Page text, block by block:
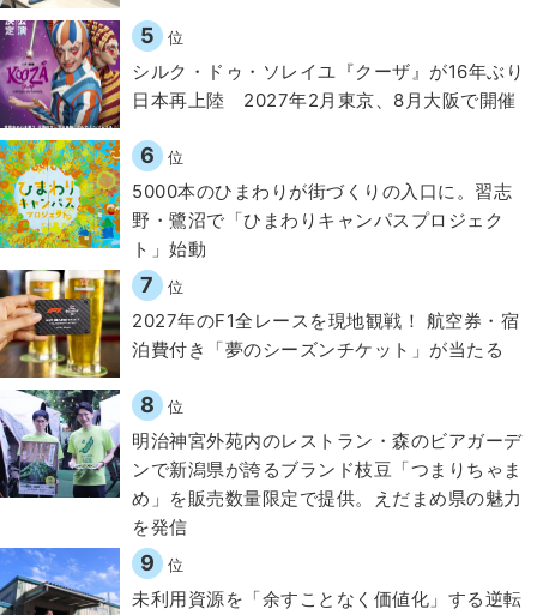
5 位
シルク・ドゥ・ソレイユ『クーザ』が16年ぶり
日本再上陸 2027年2月東京、8月大阪で開催
6 位
5000本のひまわりが街づくりの入口に。習志
野・鷺沼で「ひまわりキャンパスプロジェク
ト」始動
7 位
2027年のF1全レースを現地観戦！ 航空券・宿
泊費付き「夢のシーズンチケット」が当たる
8 位
明治神宮外苑内のレストラン・森のビアガーデ
ンで新潟県が誇るブランド枝豆「つまりちゃま
め」を販売数量限定で提供。えだまめ県の魅力
を発信
9 位
​​未利用資源を「余すことなく価値化」する逆転